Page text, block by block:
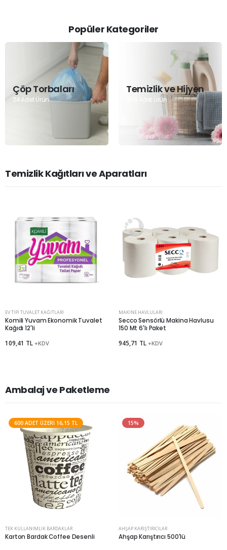
Kurumsal Üye Ol
%30'a
varan indirimlerden yararlan.
Popüler Kategoriler
Çöp Torbaları
24 Adet Ürün
Temizlik ve Hijyen
466 Adet Ürün
Temizlik Kağıtları ve Aparatları
EV TIPI TUVALET KAĞITLARI
Komili Yuvam Ekonomik Tuvalet
Kağıdı 12'li
109,41 TL +KDV
MAKINE HAVLULARI
Secco Sensörlü Makina Havlusu
150 Mt 6'lı Paket
945,71 TL +KDV
Ambalaj ve Paketleme
600 ADET ÜZERI 16,15 TL
TEK KULLANIMLIK BARDAKLAR
Karton Bardak Coffee Desenli
15%
AHŞAP KARIŞTIRICILAR
Ahşap Karıştırıcı 500'lü